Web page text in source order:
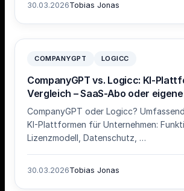
30.03.2026Tobias Jonas
COMPANYGPT LOGICC
CompanyGPT vs. Logicc: KI-
Vergleich – SaaS-Abo oder
CompanyGPT oder Logicc?
KI-Plattformen für Unternehmen:
Lizenzmodell, Datenschutz, …
30.03.2026Tobias Jonas